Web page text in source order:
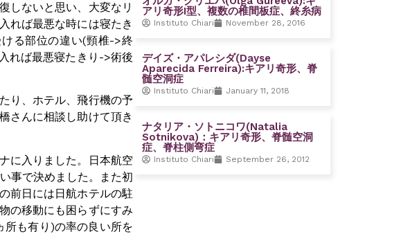
しないと思い、大変なリ
れば最悪な時には寝たき
る部位の違い(頸椎->終
れば最悪寝たきり->術後
り、ホテル、飛行機の予
さんに相談し助けて頂き
に入りました。日本航空
事で決めました。また初
前日には日航ホテルの駐
の移動にも困らずにすみ
所も有り)の率の良い所を
アリ奇形I型、複数の椎間板症、終糸病
Instituto Chiari November 28, 2016
デイズ・アパレシダ(Dayse
Aparecida Ferreira):キアリ奇形、脊
髄空洞症
Instituto Chiari January 11, 2018
ナタリア・ソトニコワ(Natalia
Sotnikova)：キアリ奇形、脊髄空洞
症、脊柱側弯症
Instituto Chiari September 26, 2012